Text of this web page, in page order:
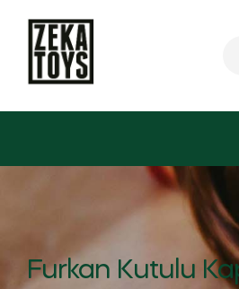
Furkan Kutulu